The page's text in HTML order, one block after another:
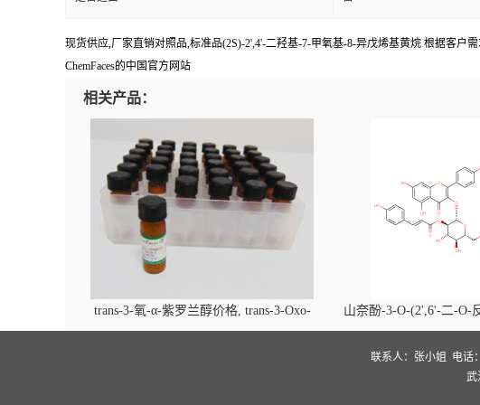
现货供应,厂家直销对照品,标准品(2S)-2',4'-二羟基-7-甲氧基-8-异戊烯基黄烷 根据客户
ChemFaces的中国官方网站
相关产品：
trans-3-氧-α-紫罗兰醇价格, trans-3-Oxo-
alpha-ionol对照品, CAS号:896107-70-3
山奈酚-3-O-(2',6'-二-O-
beta-D-吡喃葡萄糖苷价
(2',6'-di-O-trans-p-
glucopyranoside对照品,
联系人：张小姐 电话
武